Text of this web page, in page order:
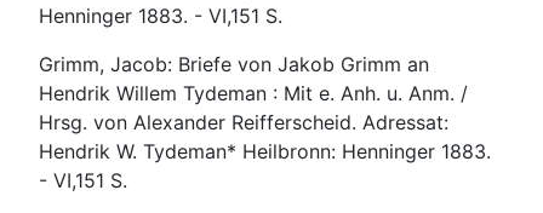
Henninger 1883. - VI,151 S.
Grimm, Jacob: Briefe von Jakob Grimm an
Hendrik Willem Tydeman : Mit e. Anh. u. Anm. /
Hrsg. von Alexander Reifferscheid. Adressat:
Hendrik W. Tydeman* Heilbronn: Henninger 1883.
- VI,151 S.